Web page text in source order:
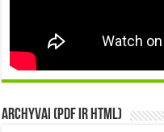
Archyvai (PDF ir HTML)